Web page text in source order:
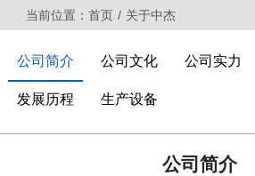
杰
文 /
En /
русский
当前位置：首页 / 关于中杰
公司简介 公司文化 公司实力
发展历程 生产设备
公司简介